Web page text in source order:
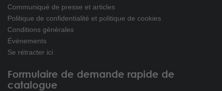
Communiqué de presse et articles
Politique de confidentialité et politique de cookies
Conditions générales
Événements
Se rétracter ici
Formulaire de demande rapide de
catalogue